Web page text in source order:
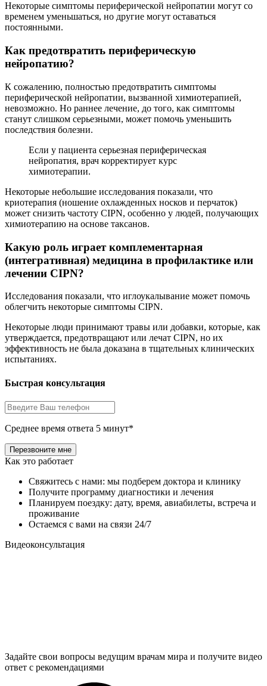
Некоторые симптомы периферической нейропатии могут со
временем уменьшаться, но другие могут оставаться
постоянными.
Как предотвратить периферическую
нейропатию?
К сожалению, полностью предотвратить симптомы
периферической нейропатии, вызванной химиотерапией,
невозможно. Но раннее лечение, до того, как симптомы
станут слишком серьезными, может помочь уменьшить
последствия болезни.
Если у пациента серьезная периферическая
нейропатия, врач корректирует курс
химиотерапии.
Некоторые небольшие исследования показали, что
криотерапия (ношение охлажденных носков и перчаток)
может снизить частоту CIPN, особенно у людей, получающих
химиотерапию на основе таксанов.
Какую роль играет комплементарная
(интегративная) медицина в профилактике или
лечении CIPN?
Исследования показали, что иглоукалывание может помочь
облегчить некоторые симптомы CIPN.
Некоторые люди принимают травы или добавки, которые, как
утверждается, предотвращают или лечат CIPN, но их
эффективность не была доказана в тщательных клинических
испытаниях.
Быстрая консультация
Среднее время ответа 5 минут*
Как это работает
Свяжитесь с нами: мы подберем доктора и клинику
Получите программу диагностики и лечения
Планируем поездку: дату, время, авиабилеты, встреча и
проживание
Остаемся с вами на связи 24/7
Видеоконсультация
Задайте свои вопросы ведущим врачам мира и получите видео
ответ с рекомендациями